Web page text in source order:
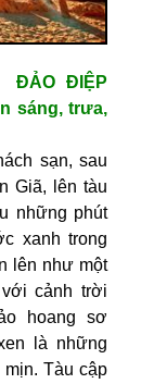
ĐIỆP
trưa,
sạn, sau
Giã, lên tàu
những phút
xanh trong
lên như một
cảnh trời
hoang sơ
là những
mịn. Tàu cập